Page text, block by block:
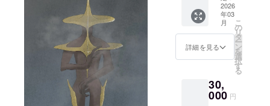
字の大
きさは
変わり
ません)
・表示
意事
項 支
聴用
URLを
送付) ●
お礼
メール
添付)
● エン
ドロー
URLを
送付)
● スピ
ンオフ
作品
『F(仮
称)』(約
メール
にて視
聴用
2026
年03
月
詳細を見る
こ
の
リ
タ
ー
ン
を
選
択
す
る
30,
000 円